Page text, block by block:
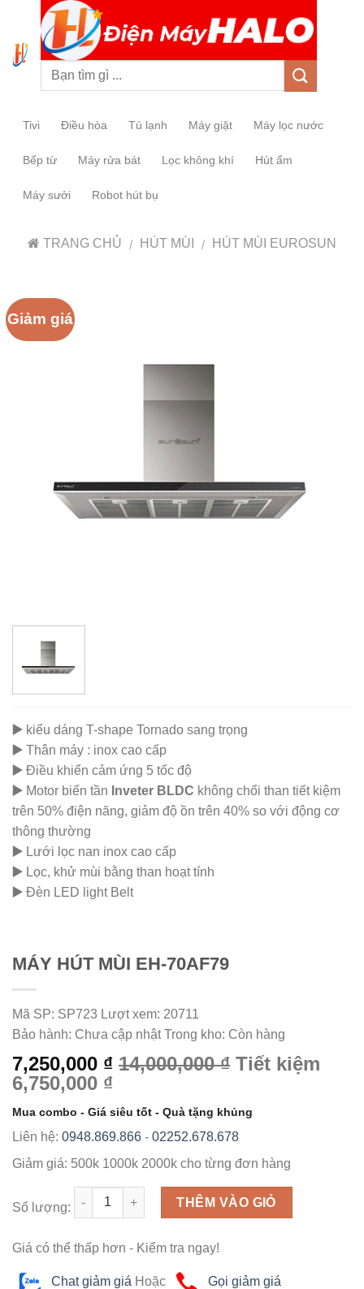
Tivi Điều hòa Tủ lạnh Máy giặt Máy lọc nước
Bếp từ Máy rửa bát Lọc không khí Hút ẩm
Máy sưởi Robot hút bụ
TRANG CHỦ / HÚT MÙI / HÚT MÙI EUROSUN
Giảm giá
▶️ kiểu dáng T-shape Tornado sang trọng
▶️ Thân máy : inox cao cấp
▶️ Điều khiển cảm ứng 5 tốc độ
▶️ Motor biến tần Inveter BLDC không chổi than tiết kiệm
trên 50% điện năng, giảm độ ồn trên 40% so với động cơ
thông thường
▶️ Lưới lọc nan inox cao cấp
▶️ Lọc, khử mùi bằng than hoạt tính
▶️ Đèn LED light Belt
MÁY HÚT MÙI EH-70AF79
Mã SP: SP723 Lượt xem: 20711
Bảo hành: Chưa cập nhật Trong kho: Còn hàng
7,250,000 ₫ 14,000,000 ₫ Tiết kiệm
6,750,000 ₫
Mua combo - Giá siêu tốt - Quà tặng khủng
Liên hệ: 0948.869.866 - 02252.678.678
Giảm giá: 500k 1000k 2000k cho từng đơn hàng
Số lượng:
Số lượng THÊM VÀO GIỎ
Giá có thể thấp hơn - Kiểm tra ngay!
Chat giảm giá Hoặc Gọi giảm giá